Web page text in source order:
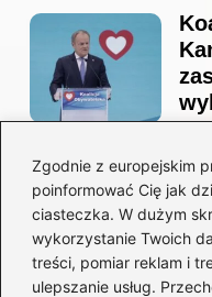
Zgodnie z europejskim
poinformować Cię jak
ciasteczka. W dużym
wykorzystanie Twoich
treści, pomiar reklam i
ulepszanie usług.